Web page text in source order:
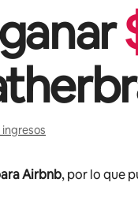
Airbnb, por lo que